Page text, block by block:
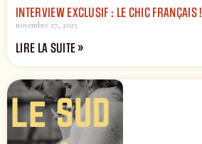
INTERVIEW EXCLUSIF : LE CHIC FRANÇAIS !
novembre 27, 2025
LIRE LA SUITE »